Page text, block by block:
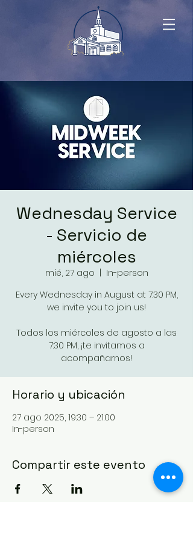
Wednesday Service
- Servicio de
miércoles
mié, 27 ago
In-person
Every Wednesday in August at 7:30 PM,
we invite you to join us!
Todos los miércoles de agosto a las
7:30 PM, ¡te invitamos a
acompañarnos!
Horario y ubicación
27 ago 2025, 19:30 – 21:00
In-person
Compartir este evento